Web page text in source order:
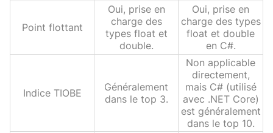
Point flottant
Oui, prise en
charge des
types float et
double.
Oui, prise en
charge des types
float et double
en C#.
Indice TIOBE
Généralement
dans le top 3.
Non applicable
directement,
mais C# (utilisé
avec .NET Core)
est généralement
dans le top 10.